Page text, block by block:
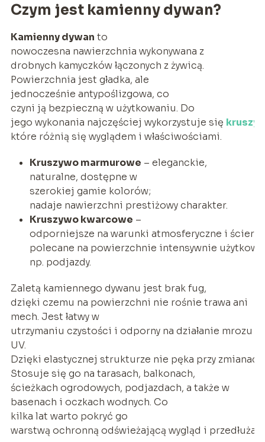
Czym jest kamienny dywan?
Kamienny dywan to
nowoczesna nawierzchnia wykonywana z
drobnych kamyczków łączonych z żywicą.
Powierzchnia jest gładka, ale
jednocześnie antypoślizgowa, co
czyni ją bezpieczną w użytkowaniu. Do
jego wykonania najczęściej wykorzystuje się
które różnią się wyglądem i właściwościami.
Kruszywo marmurowe – eleganckie,
naturalne, dostępne w
szerokiej gamie kolorów;
nadaje nawierzchni prestiżowy charakter.
Kruszywo kwarcowe –
odporniejsze na warunki atmosferyczne i
polecane na powierzchnie intensywnie
np. podjazdy.
Zaletą kamiennego dywanu jest brak fug,
dzięki czemu na powierzchni nie rośnie trawa ani
mech. Jest łatwy w
utrzymaniu czystości i odporny na działanie mrozu
UV.
Dzięki elastycznej strukturze nie pęka przy
Stosuje się go na tarasach, balkonach,
ścieżkach ogrodowych, podjazdach, a także w
basenach i oczkach wodnych. Co
kilka lat warto pokryć go
warstwą ochronną odświeżającą wygląd i